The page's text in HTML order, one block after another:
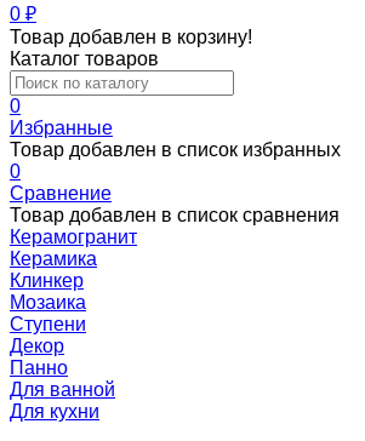
0 ₽
Товар добавлен в корзину!
Каталог товаров
0
Избранные
Товар добавлен в список избранных
0
Сравнение
Товар добавлен в список сравнения
Керамогранит
Керамика
Клинкер
Мозаика
Ступени
Декор
Панно
Для ванной
Для кухни